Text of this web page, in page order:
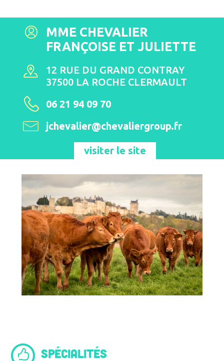
MME CHEVALIER
FRANÇOISE ET JULIETTE
12 RUE DU GRAND CONTRAY
37500 LA ROCHE CLERMAULT
06 21 94 09 70
jchevalier@chevaliergroup.fr
visiter le site
SPÉCIALITÉS